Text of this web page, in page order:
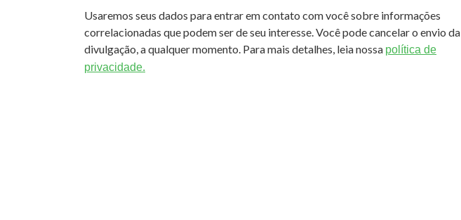
Usaremos seus dados para entrar em contato com você sobre informações
correlacionadas que podem ser de seu interesse. Você pode cancelar o envio da
divulgação, a qualquer momento. Para mais detalhes, leia nossa política de
privacidade.